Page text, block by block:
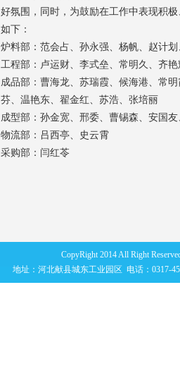
好氛围，同时，为鼓励在工作中表现积
如下：
炉料部：范会占、孙永强、杨帆、赵计
工程部：卢运财、李式垒、常明久、齐艳
成品部：曹海龙、苏瑞霞、候海港、常
芬、温艳东、翟金红、苏浩、张培丽
成型部：孙金宽、邢委、曹锡森、安国
物流部：吕西亭、史云霄
采购部：闫红苓
CopyRight 2014 All Right
地址：河北献县城东工业园区 电话：0317-